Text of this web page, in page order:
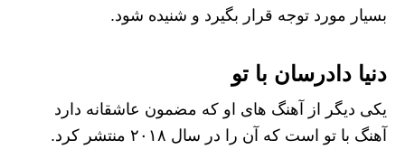
بسیار مورد توجه قرار بگیرد و شنیده شود.
دنیا دادرسان با تو
یکی دیگر از آهنگ های او که مضمون عاشقانه دارد
آهنگ با تو است که آن را در سال ۲۰۱۸ منتشر کرد.